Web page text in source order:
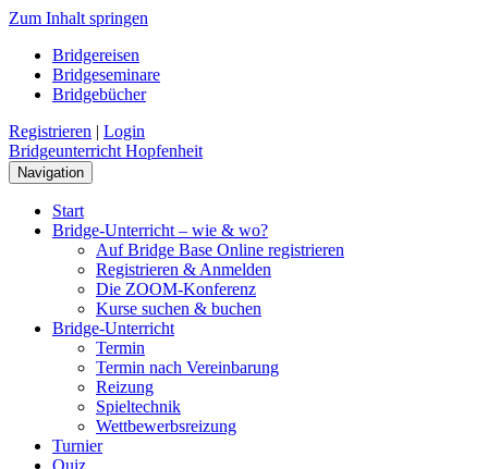
Zum Inhalt springen
Bridgereisen
Bridgeseminare
Bridgebücher
Registrieren | Login
Bridgeunterricht Hopfenheit
Navigation
Start
Bridge-Unterricht – wie & wo?
Auf Bridge Base Online registrieren
Registrieren & Anmelden
Die ZOOM-Konferenz
Kurse suchen & buchen
Bridge-Unterricht
Termin
Termin nach Vereinbarung
Reizung
Spieltechnik
Wettbewerbsreizung
Turnier
Quiz